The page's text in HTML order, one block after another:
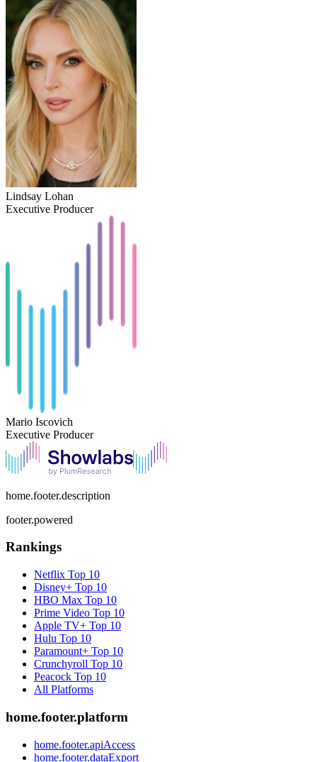
Lindsay Lohan
Executive Producer
Mario Iscovich
Executive Producer
home.footer.description
footer.powered
Rankings
Netflix Top 10
Disney+ Top 10
HBO Max Top 10
Prime Video Top 10
Apple TV+ Top 10
Hulu Top 10
Paramount+ Top 10
Crunchyroll Top 10
Peacock Top 10
All Platforms
home.footer.platform
home.footer.apiAccess
home.footer.dataExport